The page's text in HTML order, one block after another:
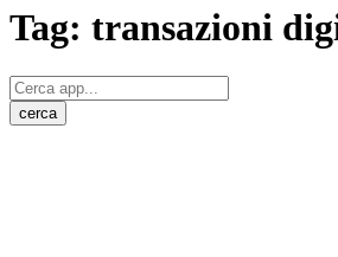
Tag: transazioni